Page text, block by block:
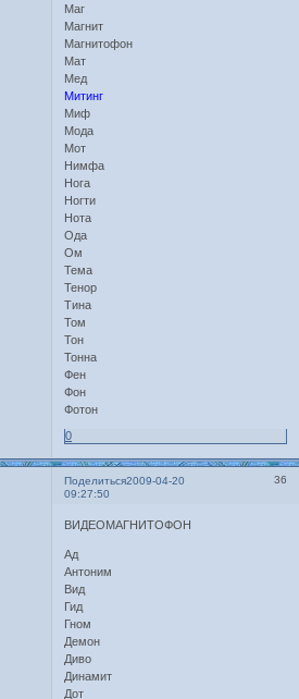
Маг
Магнит
Магнитофон
Мат
Мед
Митинг
Миф
Мода
Мот
Нимфа
Нога
Ногти
Нота
Ода
Ом
Тема
Тенор
Тина
Том
Тон
Тонна
Фен
Фон
Фотон
0
Поделиться 36
2009-04-20
09:27:50
ВИДЕОМАГНИТОФОН
Ад
Антоним
Вид
Гид
Гном
Демон
Диво
Динамит
Дот